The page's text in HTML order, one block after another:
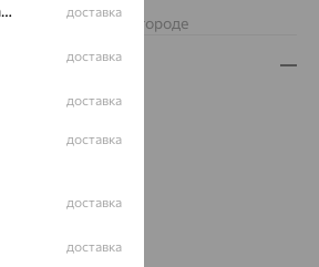
заказа в вашем городе
РОССИЯ
Актюбинский, Азнакаевский район доставка
доставка
доставка
доставка
доставка
доставка